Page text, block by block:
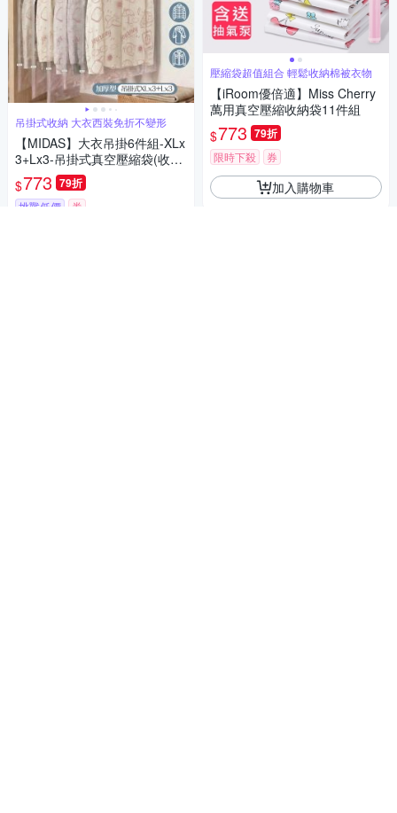
吊掛式收納 大衣西裝免折不變形
【MIDAS】大衣吊掛6件組-XLx
3+Lx3-吊掛式真空壓縮袋(收納
袋/行李/出國)
$773 79折
挑戰低價 券
壓縮袋超值組合 輕鬆收納棉被衣物
【iRoom優倍適】Miss Cherry
萬用真空壓縮收納袋11件組
$773 79折
限時下殺 券
加入購物車